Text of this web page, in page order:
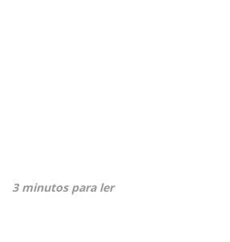
3 minutos para ler